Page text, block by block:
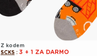
Z kodem
SCKS : 3 + 1 ZA DARMO